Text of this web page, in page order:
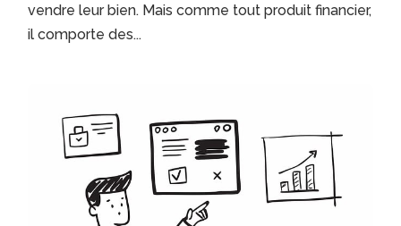
vendre leur bien. Mais comme tout produit financier,
il comporte des...